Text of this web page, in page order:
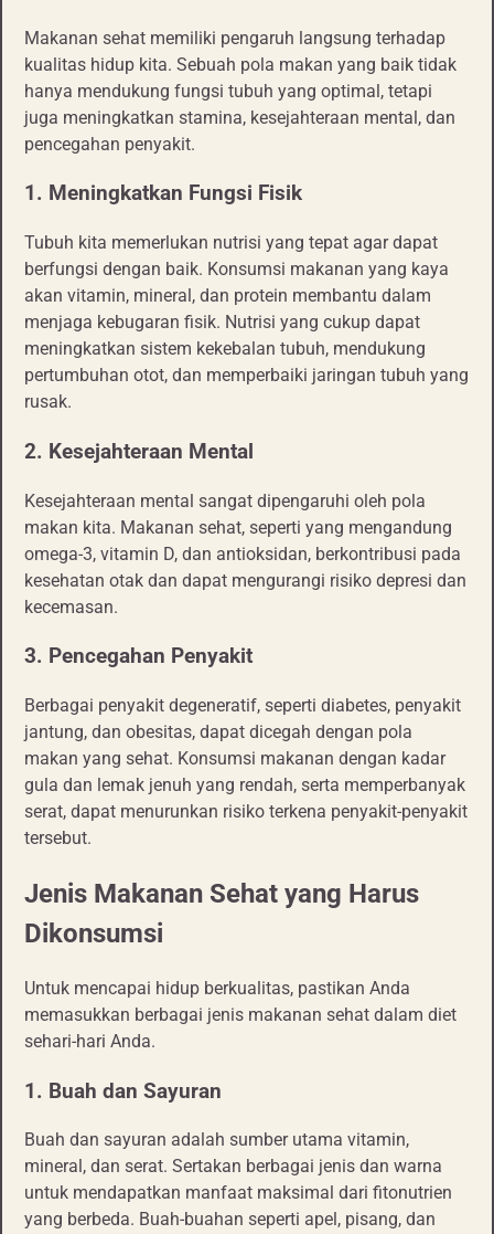
Makanan sehat memiliki pengaruh langsung terhadap
kualitas hidup kita. Sebuah pola makan yang baik tidak
hanya mendukung fungsi tubuh yang optimal, tetapi
juga meningkatkan stamina, kesejahteraan mental, dan
pencegahan penyakit.
1. Meningkatkan Fungsi Fisik
Tubuh kita memerlukan nutrisi yang tepat agar dapat
berfungsi dengan baik. Konsumsi makanan yang kaya
akan vitamin, mineral, dan protein membantu dalam
menjaga kebugaran fisik. Nutrisi yang cukup dapat
meningkatkan sistem kekebalan tubuh, mendukung
pertumbuhan otot, dan memperbaiki jaringan tubuh yang
rusak.
2. Kesejahteraan Mental
Kesejahteraan mental sangat dipengaruhi oleh pola
makan kita. Makanan sehat, seperti yang mengandung
omega-3, vitamin D, dan antioksidan, berkontribusi pada
kesehatan otak dan dapat mengurangi risiko depresi dan
kecemasan.
3. Pencegahan Penyakit
Berbagai penyakit degeneratif, seperti diabetes, penyakit
jantung, dan obesitas, dapat dicegah dengan pola
makan yang sehat. Konsumsi makanan dengan kadar
gula dan lemak jenuh yang rendah, serta memperbanyak
serat, dapat menurunkan risiko terkena penyakit-penyakit
tersebut.
Jenis Makanan Sehat yang Harus
Dikonsumsi
Untuk mencapai hidup berkualitas, pastikan Anda
memasukkan berbagai jenis makanan sehat dalam diet
sehari-hari Anda.
1. Buah dan Sayuran
Buah dan sayuran adalah sumber utama vitamin,
mineral, dan serat. Sertakan berbagai jenis dan warna
untuk mendapatkan manfaat maksimal dari fitonutrien
yang berbeda. Buah-buahan seperti apel, pisang, dan